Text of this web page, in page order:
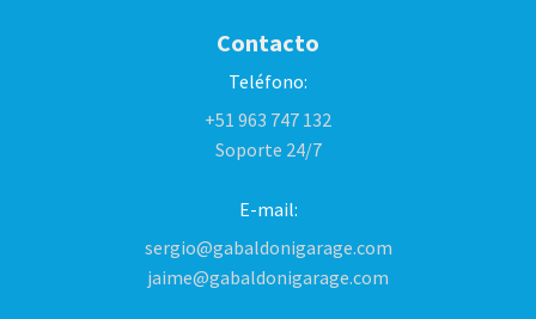
Contacto
Teléfono:
+51 963 747 132
Soporte 24/7
E-mail:
sergio@gabaldonigarage.com
jaime@gabaldonigarage.com